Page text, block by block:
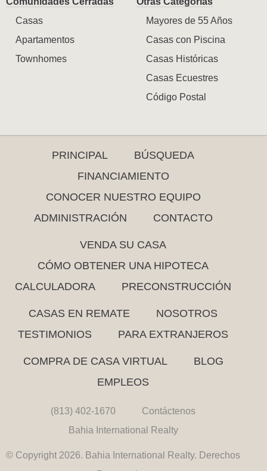
Casas
Apartamentos
Townhomes
Mayores de 55 Años
Casas con Piscina
Casas Históricas
Casas Ecuestres
Código Postal
PRINCIPAL
BÚSQUEDA
FINANCIAMIENTO
CONOCER NUESTRO EQUIPO
ADMINISTRACIÓN
CONTACTO
VENDA SU CASA
CÓMO OBTENER UNA HIPOTECA
CALCULADORA
PRECONSTRUCCIÓN
CASAS EN REMATE
NOSOTROS
TESTIMONIOS
PARA EXTRANJEROS
COMPRA DE CASA VIRTUAL
BLOG
EMPLEOS
(813) 402-1670
Contáctenos
Bahia International Realty
© Copyright 2026. Bahia International Realty. Derechos